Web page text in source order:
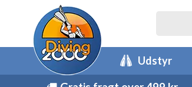
Udstyr